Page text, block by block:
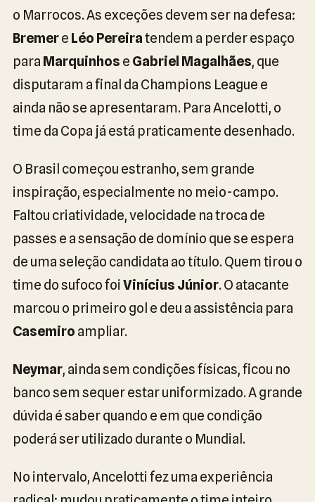
o Marrocos. As exceções devem ser na defesa:
Bremere Léo Pereiratendem a perder espaço
para Marquinhos e Gabriel Magalhães, que
disputaram a final da Champions League e
ainda não se apresentaram. Para Ancelotti, o
time da Copa já está praticamente desenhado.
O Brasil começou estranho, sem grande
inspiração, especialmente no meio-campo.
Faltou criatividade, velocidade na troca de
passes e a sensação de domínio que se espera
de uma seleção candidata ao título. Quem tirou o
time do sufoco foiVinícius Júnior. O atacante
marcou o primeiro gol e deu a assistência para
Casemiro ampliar.
Neymar, ainda sem condições físicas, ficou no
banco sem sequer estar uniformizado. A grande
dúvida é saber quando e em que condição
poderá ser utilizado durante o Mundial.
No intervalo, Ancelotti fez uma experiência